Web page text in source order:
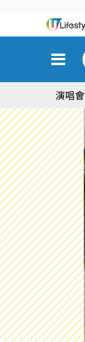
演唱會